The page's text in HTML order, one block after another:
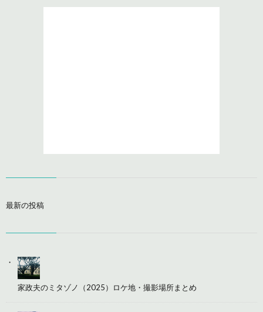
最新の投稿
家政夫のミタゾノ（2025）ロケ地・撮影場所まとめ